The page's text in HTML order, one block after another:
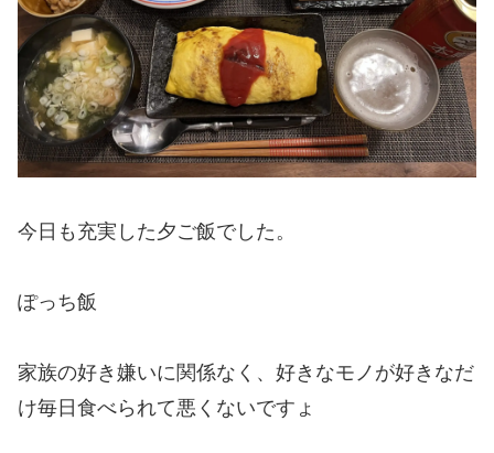
今日も充実した夕ご飯でした。
ぽっち飯
家族の好き嫌いに関係なく、好きなモノが好きなだ
け毎日食べられて悪くないですょ